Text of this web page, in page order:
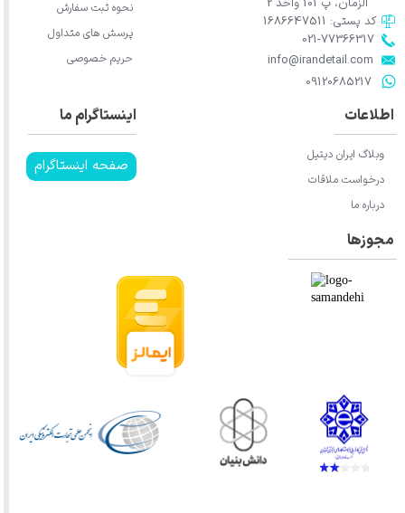
الزمان، پ 101 واحد 2
​​​​​​​info@irandetail.com
021-77366317​​​​​​​​​​​​​​​​​​​​​
​​​​​​​09120685217​​​​​​​
کد پستی: 1686647511
اینستاگرام ما
صفحه اینستاگرام
اطلاعات
وبلاگ ایران دیتیل
درخواست ملاقات
درباره ما
نحوه ثبت سفارش
پرسش های متداول
حریم خصوصی
مجوزها